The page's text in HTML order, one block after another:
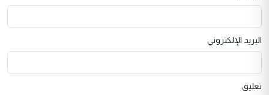
البريد الإلكتروني
تعليق